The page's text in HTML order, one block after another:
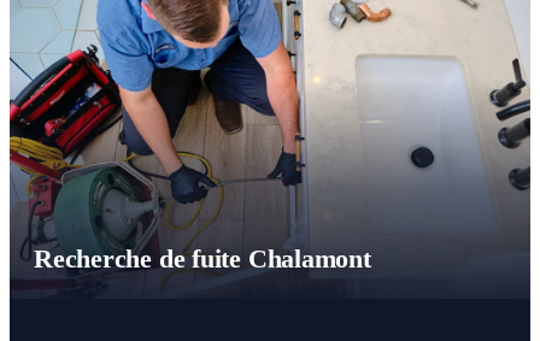
Recherche de fuite Chalamont